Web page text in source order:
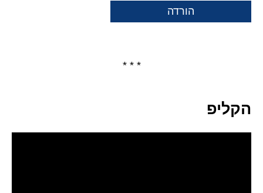
הורדה
* * *
הקליפ